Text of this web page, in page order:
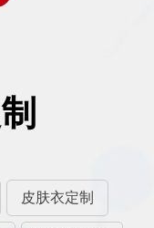
皮肤衣定制